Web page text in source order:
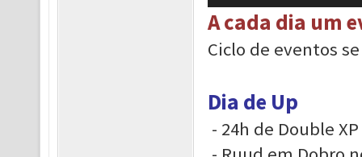
A cada dia um
Ciclo de eventos
Dia de Up
- 24h de Double